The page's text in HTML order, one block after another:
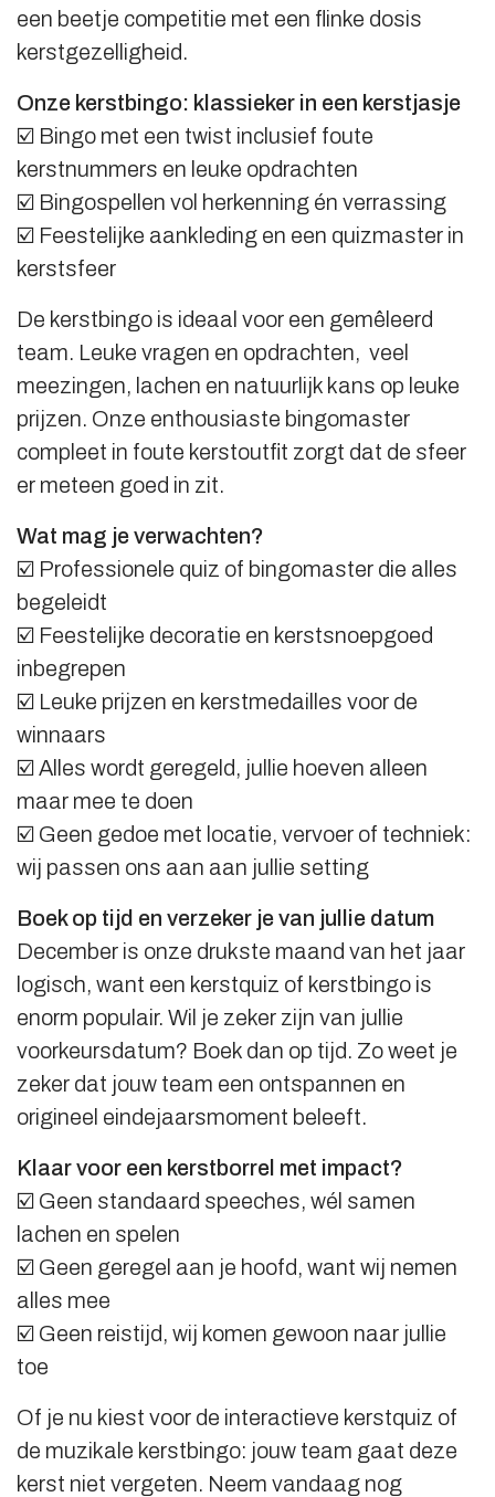
een beetje competitie met een flinke dosis
kerstgezelligheid.
Onze kerstbingo: klassieker in een kerstjasje
☑️ Bingo met een twist inclusief foute
kerstnummers en leuke opdrachten
☑️ Bingospellen vol herkenning én verrassing
☑️ Feestelijke aankleding en een quizmaster in
kerstsfeer
De kerstbingo is ideaal voor een gemêleerd
team. Leuke vragen en opdrachten, veel
meezingen, lachen en natuurlijk kans op leuke
prijzen. Onze enthousiaste bingomaster
compleet in foute kerstoutfit zorgt dat de sfeer
er meteen goed in zit.
Wat mag je verwachten?
☑️ Professionele quiz of bingomaster die alles
begeleidt
☑️ Feestelijke decoratie en kerstsnoepgoed
inbegrepen
☑️ Leuke prijzen en kerstmedailles voor de
winnaars
☑️ Alles wordt geregeld, jullie hoeven alleen
maar mee te doen
☑️ Geen gedoe met locatie, vervoer of techniek:
wij passen ons aan aan jullie setting
Boek op tijd en verzeker je van jullie datum
December is onze drukste maand van het jaar
logisch, want een kerstquiz of kerstbingo is
enorm populair. Wil je zeker zijn van jullie
voorkeursdatum? Boek dan op tijd. Zo weet je
zeker dat jouw team een ontspannen en
origineel eindejaarsmoment beleeft.
Klaar voor een kerstborrel met impact?
☑️ Geen standaard speeches, wél samen
lachen en spelen
☑️ Geen geregel aan je hoofd, want wij nemen
alles mee
☑️ Geen reistijd, wij komen gewoon naar jullie
toe
Of je nu kiest voor de interactieve kerstquiz of
de muzikale kerstbingo: jouw team gaat deze
kerst niet vergeten. Neem vandaag nog